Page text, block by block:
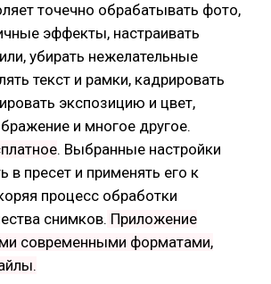
точечно обрабатывать фото,
эффекты, настраивать
убирать нежелательные
текст и рамки, кадрировать
экспозицию и цвет,
и многое другое.
. Выбранные настройки
в пресет и применять его к
процесс обработки
снимков. Приложение
современными форматами,